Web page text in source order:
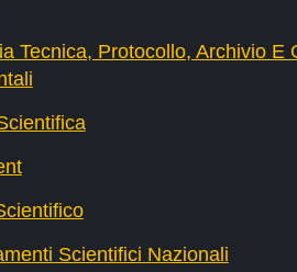
Tecnica, Protocollo, Archivio E
Scientifici Nazionali